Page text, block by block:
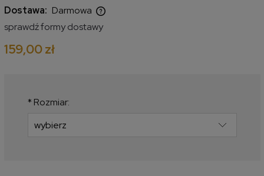
Dostawa: Darmowa
Cena nie zawiera ewentualnych kosztów płatności
sprawdź formy dostawy
159,00 zł
* Rozmiar: